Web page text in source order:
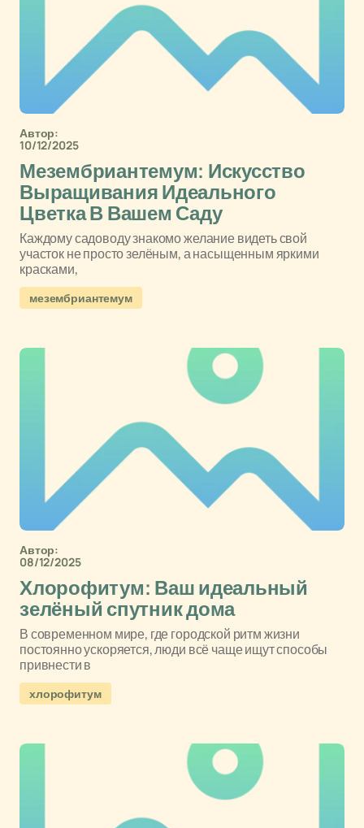
Автор:
10/12/2025
Мезембриантемум: Искусство
Выращивания Идеального
Цветка В Вашем Саду
Каждому садоводу знакомо желание видеть свой
участок не просто зелёным, а насыщенным яркими
красками,
мезембриантемум
Автор:
08/12/2025
Хлорофитум: Ваш идеальный
зелёный спутник дома
В современном мире, где городской ритм жизни
постоянно ускоряется, люди всё чаще ищут способы
привнести в
хлорофитум